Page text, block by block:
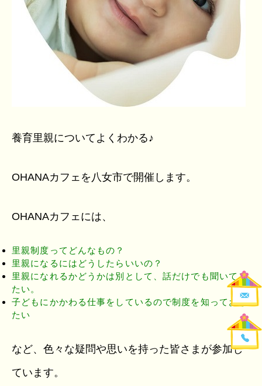
養育里親についてよくわかる♪
OHANAカフェを八女市で開催します。
OHANAカフェには、
里親制度ってどんなもの？
里親になるにはどうしたらいいの？
里親になれるかどうかは別として、話だけでも聞いてみ
たい。
子どもにかかわる仕事をしているので制度を知っておき
たい
など、色々な疑問や思いを持った皆さまが参加し
ています。